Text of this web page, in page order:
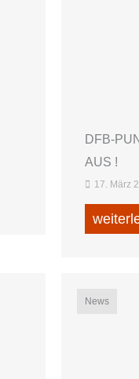
DFB-
AUS !
17. März
News